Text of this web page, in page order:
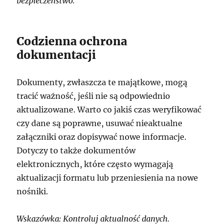
Codzienna ochrona
dokumentacji
Dokumenty, zwłaszcza te majątkowe, mogą
tracić ważność, jeśli nie są odpowiednio
aktualizowane. Warto co jakiś czas weryfikować
czy dane są poprawne, usuwać nieaktualne
załączniki oraz dopisywać nowe informacje.
Dotyczy to także dokumentów
elektronicznych, które często wymagają
aktualizacji formatu lub przeniesienia na nowe
nośniki.
Wskazówka: Kontroluj aktualność danych.